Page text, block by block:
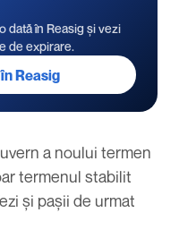
dată în Reasig și vezi
de expirare.
Reasig
a noului termen
termenul stabilit
și pașii de urmat